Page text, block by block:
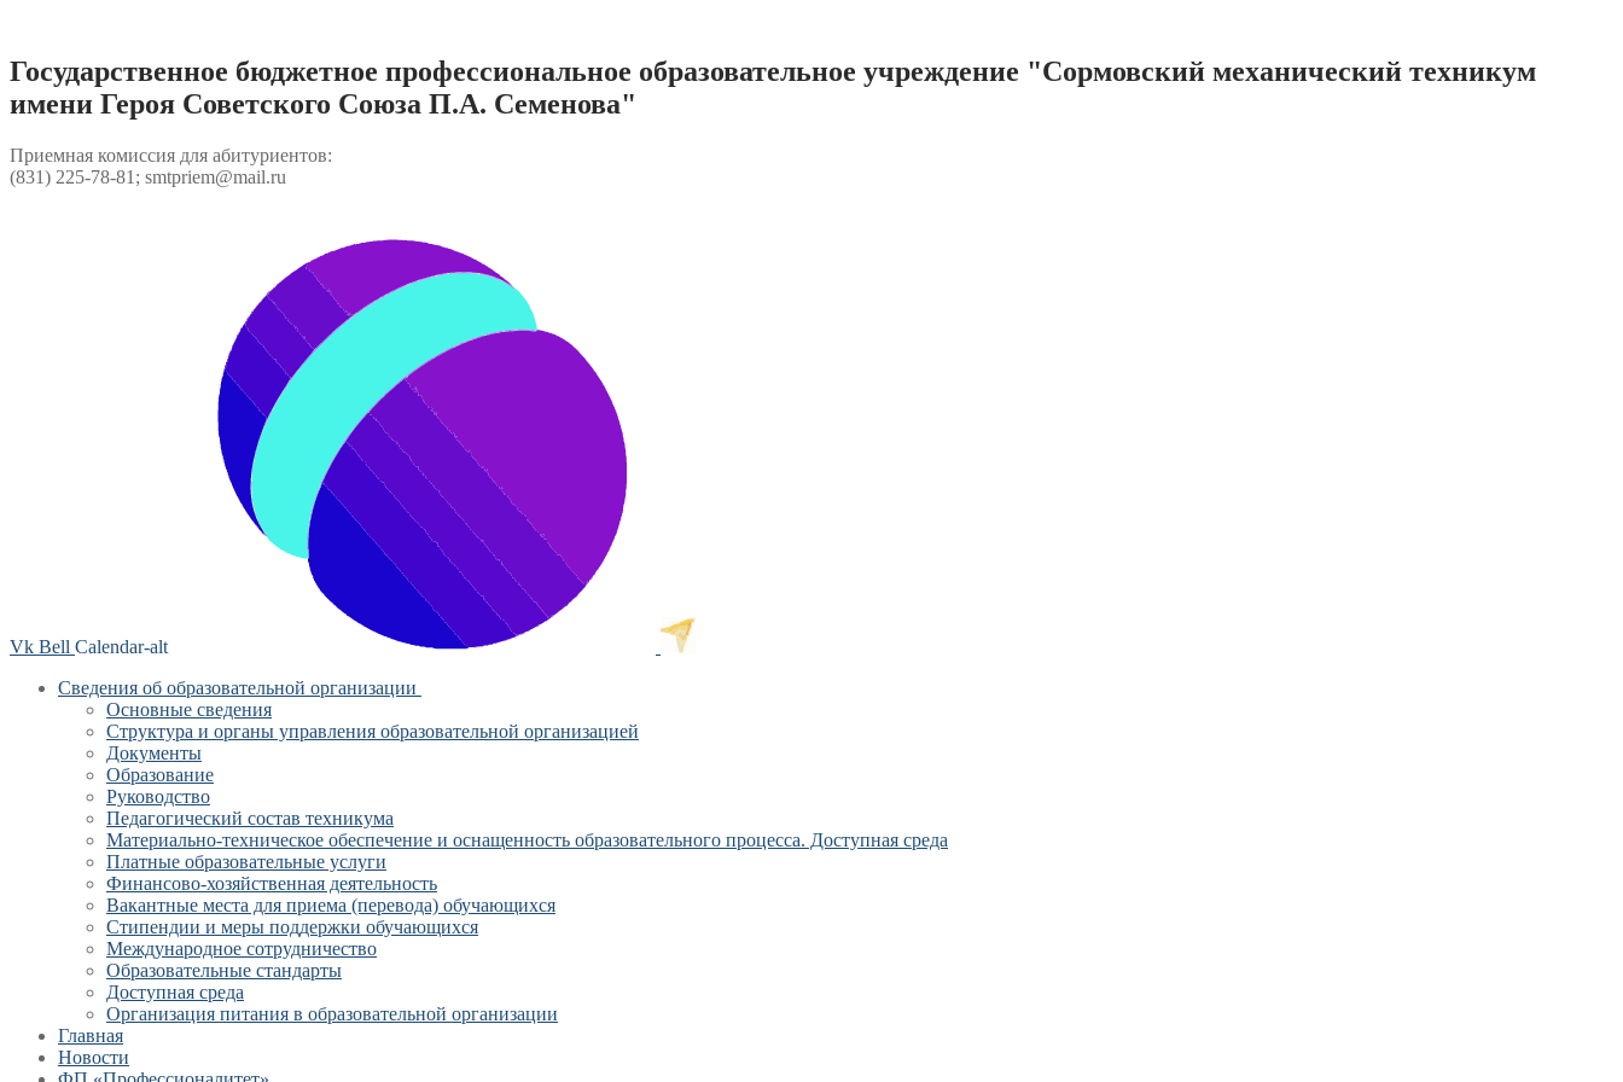
содержимому
Государственное бюджетное профессиональное образовательное учреждение "Сормовский механический техникум
имени Героя Советского Союза П.А. Семенова"
Приемная комиссия для абитуриентов:
(831) 225-78-81; smtpriem@mail.ru
Vk Bell Calendar-alt
Сведения об образовательной организации
Основные сведения
Структура и органы управления образовательной организацией
Документы
Образование
Руководство
Педагогический состав техникума
Материально-техническое обеспечение и оснащенность образовательного процесса. Доступная среда
Платные образовательные услуги
Финансово-хозяйственная деятельность
Вакантные места для приема (перевода) обучающихся
Стипендии и меры поддержки обучающихся
Международное сотрудничество
Образовательные стандарты
Доступная среда
Организация питания в образовательной организации
Главная
Новости